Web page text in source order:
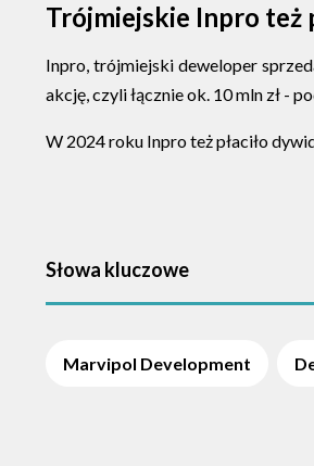
Trójmiejskie Inpro też
Inpro, trójmiejski deweloper
akcję, czyli łącznie ok. 10 mln zł -
W 2024 roku Inpro też płaciło
Słowa kluczowe
Marvipol Development